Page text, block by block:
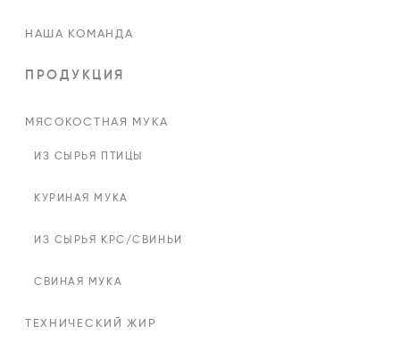
НАША КОМАНДА
ПРОДУКЦИЯ
МЯСОКОСТНАЯ МУКА
ИЗ СЫРЬЯ ПТИЦЫ
КУРИНАЯ МУКА
ИЗ СЫРЬЯ КРС/СВИНЬИ
СВИНАЯ МУКА
ТЕХНИЧЕСКИЙ ЖИР